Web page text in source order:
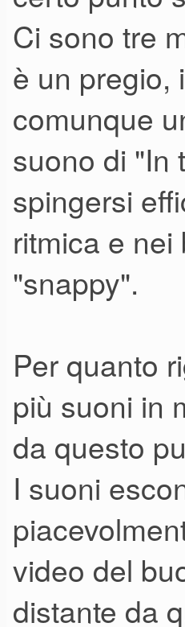
E così, da un
Prima
I presets di
Quindi,
Seconda
Da ex
Il vecchio "P5
dotato di una
"mettere in
800.
Quindi. niente
Trattandolo
Ci sono tre
è un pregio,
comunque
suono di "In
spingersi
ritmica e
"snappy".
Per quanto
più suoni in
da questo
I suoni
video del
distante da